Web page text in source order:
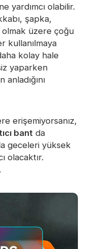
yardımcı olabilir.
şapka,
olmak üzere çoğu
kullanılmaya
kolay hale
yaparken
erişemiyorsanız,
bant da
geceleri yüksek
olacaktır.